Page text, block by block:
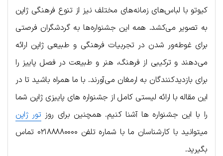
کیوتو با لباس‌های زمانه‌های مختلف نیز از تنوع فرهنگی ژاپن
به تصویر می‌کشد. همه این جشنواره‌ها به گردشگران فرصتی
برای غوطه‌ور شدن در تجربیات فرهنگی و طبیعی ژاپن ارائه
می‌دهند و ترکیبی از فرهنگ، هنر و طبیعت در فصل پاییز را
برای بازدیدکنندگان به ارمغان می‌آورند. با ما همراه باشید تا در
این مقاله با ارائه لیستی کامل از جشنواره های پاییزی ژاپن شما
را با این جشنواره ها آشنا کنیم. همچنین برای روز تور ژاپن
میتوانید با کارشناسان ما با شماره تلفن ۰۲۱۸۸۸۸۰۰۰۰ تماس
بگیرید.